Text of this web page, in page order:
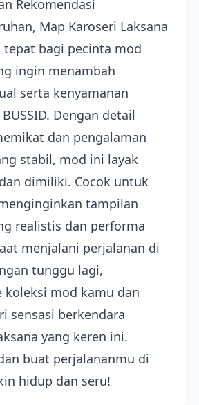
Rekomendasi
Map Karoseri Laksana
tepat bagi pecinta mod
ingin menambah
serta kenyamanan
Dengan detail
dan pengalaman
stabil, mod ini layak
dimiliki. Cocok untuk
tampilan
realistis dan performa
menjalani perjalanan di
tunggu lagi,
koleksi mod kamu dan
sensasi berkendara
yang keren ini.
buat perjalananmu di
hidup dan seru!